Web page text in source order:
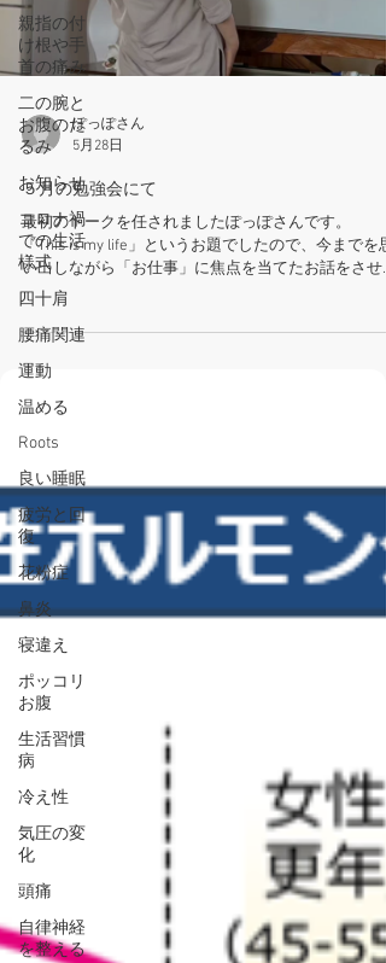
親指の付
け根や手
首の痛み
二の腕と
お腹のた
るみ
お知らせ
コロナ禍
での生活
様式
四十肩
腰痛関連
運動
温める
Roots
良い睡眠
疲労と回
復
花粉症
鼻炎
寝違え
ポッコリ
お腹
生活習慣
病
冷え性
気圧の変
化
頭痛
自律神経
を整える
ぽっぽさん
5月28日
５月の勉強会にて
最初のトークを任されましたぽっぽさんです。
「This is my life」というお題でしたので、今までを思
い出しながら「お仕事」に焦点を当てたお話をさせ
いただきました。 そのお仕事に決めた理由、やめた理
続いています。今の整体のお仕事です。 収入がとか、
生き甲斐がとか色々生きていく上で目的があるかと
いますが、その目的を達成するためにはまず今自分
仕事や生活が楽しくないとやる気が出ないと思いま
とで、社会人になってから今が一番ストレスが低い
態で体が楽です。 ストレス社会と言われて久しいです
が、自分が楽しいと思う時間が持てるかどうか、楽
いことを見付けられるかどうかは、結構大きいと思
ます。